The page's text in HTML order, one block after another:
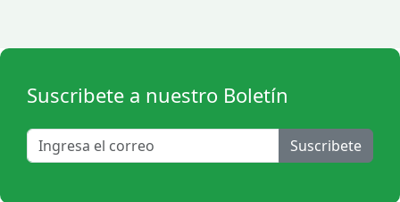
Suscribete a nuestro Boletín
Suscribete